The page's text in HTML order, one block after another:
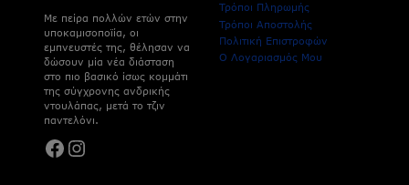
Με πείρα πολλών ετών στην
υποκαμισοποϊία, οι
εμπνευστές της, θέλησαν να
δώσουν μία νέα διάσταση
στο πιο βασικό ίσως κομμάτι
της σύγχρονης ανδρικής
ντουλάπας, μετά το τζιν
παντελόνι.
Facebook
Instagram
Τρόποι Πληρωμής
Τρόποι Αποστολής
Πολιτική Επιστροφών
Ο Λογαριασμός Μου